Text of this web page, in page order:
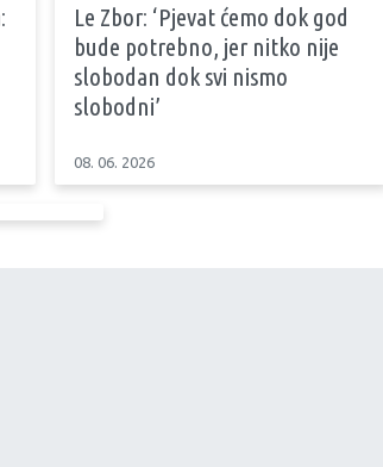
Le Zbor: ‘Pjevat ćemo dok god
bude potrebno, jer nitko nije
slobodan dok svi nismo
slobodni’
08. 06. 2026